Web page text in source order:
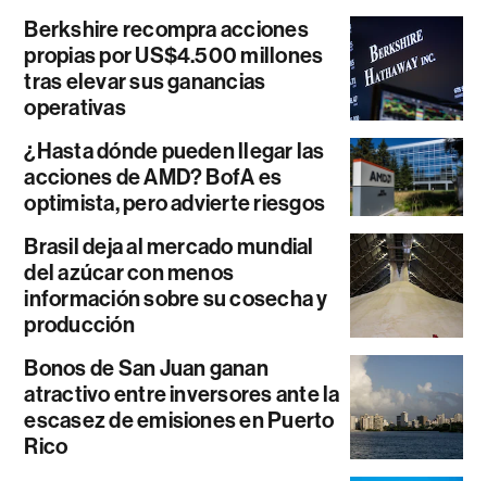
Berkshire recompra acciones
propias por US$4.500 millones
tras elevar sus ganancias
operativas
¿Hasta dónde pueden llegar las
acciones de AMD? BofA es
optimista, pero advierte riesgos
Brasil deja al mercado mundial
del azúcar con menos
información sobre su cosecha y
producción
Bonos de San Juan ganan
atractivo entre inversores ante la
escasez de emisiones en Puerto
Rico